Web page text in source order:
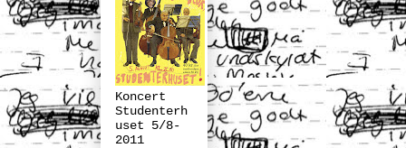
Koncert
Studenterh
uset 5/8-
2011